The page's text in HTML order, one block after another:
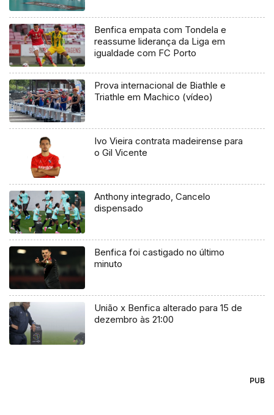
Benfica empata com Tondela e
reassume liderança da Liga em
igualdade com FC Porto
Prova internacional de Biathle e
Triathle em Machico (vídeo)
Ivo Vieira contrata madeirense para
o Gil Vicente
Anthony integrado, Cancelo
dispensado
Benfica foi castigado no último
minuto
União x Benfica alterado para 15 de
dezembro às 21:00
PUB